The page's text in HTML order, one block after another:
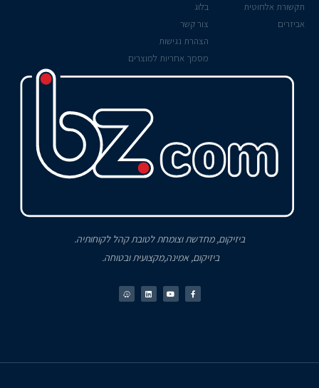
תקשורת אלחוטית
אביזרים
בלוג
צור קשר
הצהרת נגישות
מסמך אחריות למוצרים
ביזיקום, מחדשת וצומחת לטובת קהל לקוחותיה.
ביזיקום, אמינה,מקצועית ובטוחה.